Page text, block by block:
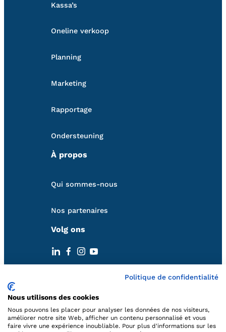
Kassa’s
Oneline verkoop
Planning
Marketing
Rapportage
Ondersteuning
À propos
Qui sommes-nous
Nos partenaires
Volg ons
hello@qweekle.com
FR:+33 (0) 1 84 25 40 70
Politique de confidentialité
Nous utilisons des cookies
Nous pouvons les placer pour analyser les données de nos visiteurs,
améliorer notre site Web, afficher un contenu personnalisé et vous
faire vivre une expérience inoubliable. Pour plus d'informations sur les